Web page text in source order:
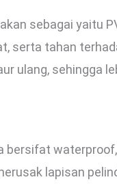
sebagai yaitu
serta tahan
ulang, sehingga
bersifat
lapisan